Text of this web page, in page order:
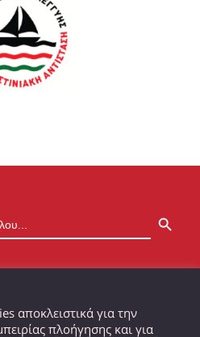
αποκλειστικά για την
πλοήγησης και για